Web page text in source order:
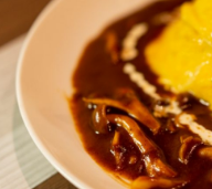
むつ市 十和田市